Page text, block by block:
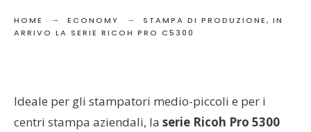
HOME ECONOMY
STAMPA DI PRODUZIONE, IN
ARRIVO LA SERIE RICOH PRO C5300
Ideale per gli stampatori medio-piccoli e per i
centri stampa aziendali, la serie Ricoh Pro 5300